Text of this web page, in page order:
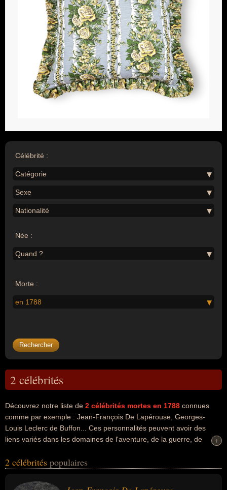
Célébrité :
Catégorie
Sexe
Nationalité
Née :
Quand ?
Morte :
en 1788
2 célébrités
Découvrez notre liste de 2 célébrités mortes en 1788 connues
comme par exemple : Jean-François De Lapérouse, Georges-
Louis Leclerc de Buffon... Ces personnalités peuvent avoir des
liens variés dans les domaines de l'aventure, de la guerre, de
science. Ces célébrités peuvent également avoir été aventurier,
naturaliste, philosophe ou scientifique. En ce qui concerne leurs
+
+
2 célébrités populaires